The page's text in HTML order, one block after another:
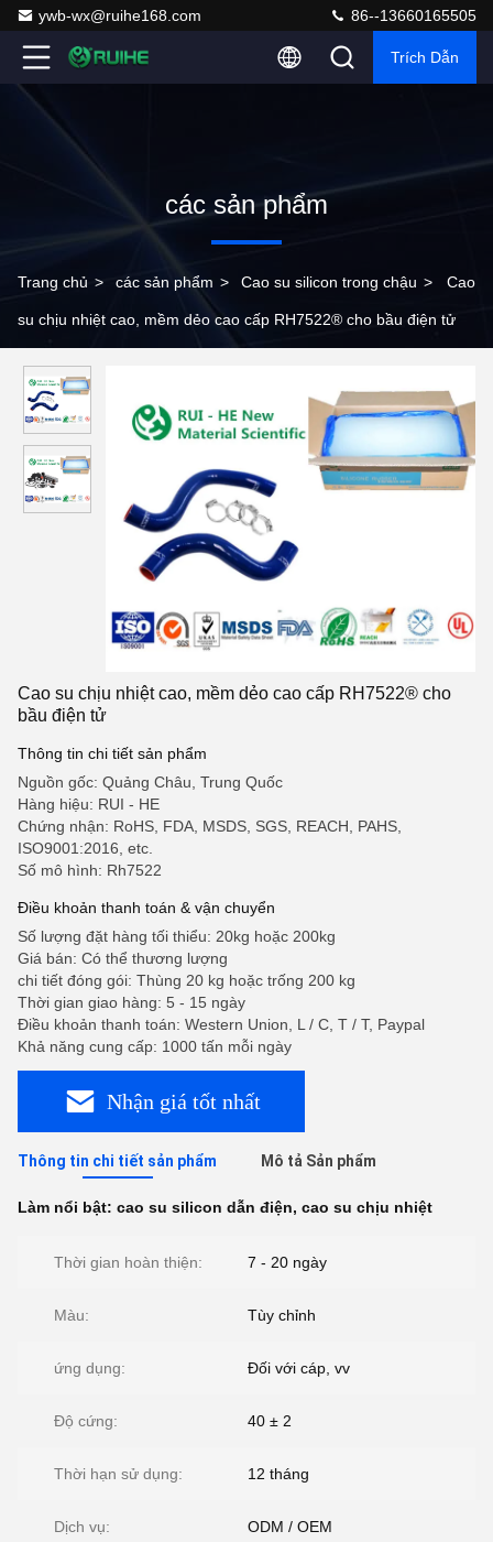
ywb-wx@ruihe168.com 86--13660165505
Trích Dẫn
các sản phẩm
Trang chủ > các sản phẩm > Cao su silicon trong chậu > Cao
su chịu nhiệt cao, mềm dẻo cao cấp RH7522® cho bầu điện tử
Cao su chịu nhiệt cao, mềm dẻo cao cấp RH7522® cho
bầu điện tử
Thông tin chi tiết sản phẩm
Nguồn gốc: Quảng Châu, Trung Quốc
Hàng hiệu: RUI - HE
Chứng nhận: RoHS, FDA, MSDS, SGS, REACH, PAHS,
ISO9001:2016, etc.
Số mô hình: Rh7522
Điều khoản thanh toán & vận chuyển
Số lượng đặt hàng tối thiểu: 20kg hoặc 200kg
Giá bán: Có thể thương lượng
chi tiết đóng gói: Thùng 20 kg hoặc trống 200 kg
Thời gian giao hàng: 5 - 15 ngày
Điều khoản thanh toán: Western Union, L / C, T / T, Paypal
Khả năng cung cấp: 1000 tấn mỗi ngày
Nhận giá tốt nhất
Thông tin chi tiết sản phẩm Mô tả Sản phẩm
Làm nổi bật: cao su silicon dẫn điện, cao su chịu nhiệt
Thời gian hoàn thiện: 7 - 20 ngày
Màu: Tùy chỉnh
ứng dụng: Đối với cáp, vv
Độ cứng: 40 ± 2
Thời hạn sử dụng: 12 tháng
Dịch vụ: ODM / OEM